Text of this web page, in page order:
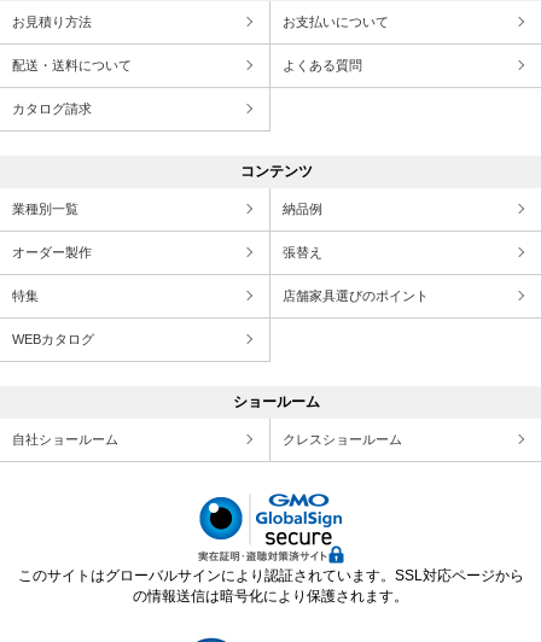
お見積り方法 お支払いについて
配送・送料について よくある質問
カタログ請求
コンテンツ
業種別一覧 納品例
オーダー製作 張替え
特集 店舗家具選びのポイント
WEBカタログ
ショールーム
自社ショールーム クレスショールーム
このサイトはグローバルサインにより認証されています。SSL対応ページから
の情報送信は暗号化により保護されます。